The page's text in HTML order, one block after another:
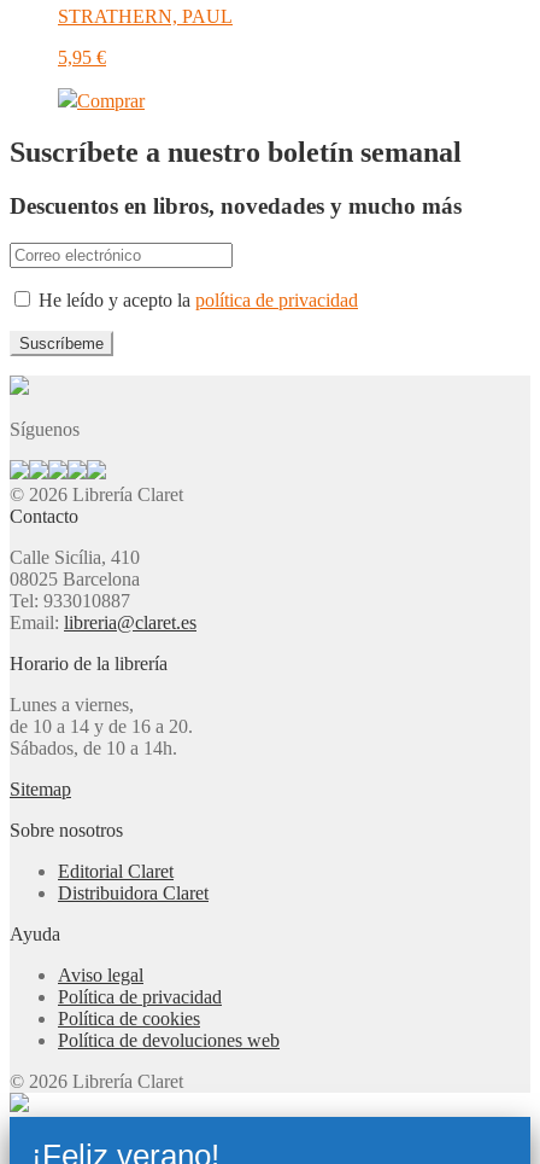
STRATHERN, PAUL
5,95 €
Comprar
Suscríbete a nuestro boletín semanal
Descuentos en libros, novedades y mucho más
He leído y acepto la política de privacidad
Síguenos
© 2026 Librería Claret
Contacto
Calle Sicília, 410
08025 Barcelona
Tel: 933010887
Email: libreria@claret.es
Horario de la librería
Lunes a viernes,
de 10 a 14 y de 16 a 20.
Sábados, de 10 a 14h.
Sitemap
Sobre nosotros
Editorial Claret
Distribuidora Claret
Ayuda
Aviso legal
Política de privacidad
Política de cookies
Política de devoluciones web
© 2026 Librería Claret
¡Feliz verano!